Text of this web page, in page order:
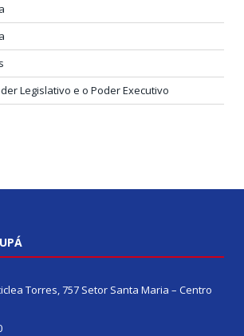
Legislativo e o Poder Executivo
Torres, 757 Setor Santa Maria – Centro